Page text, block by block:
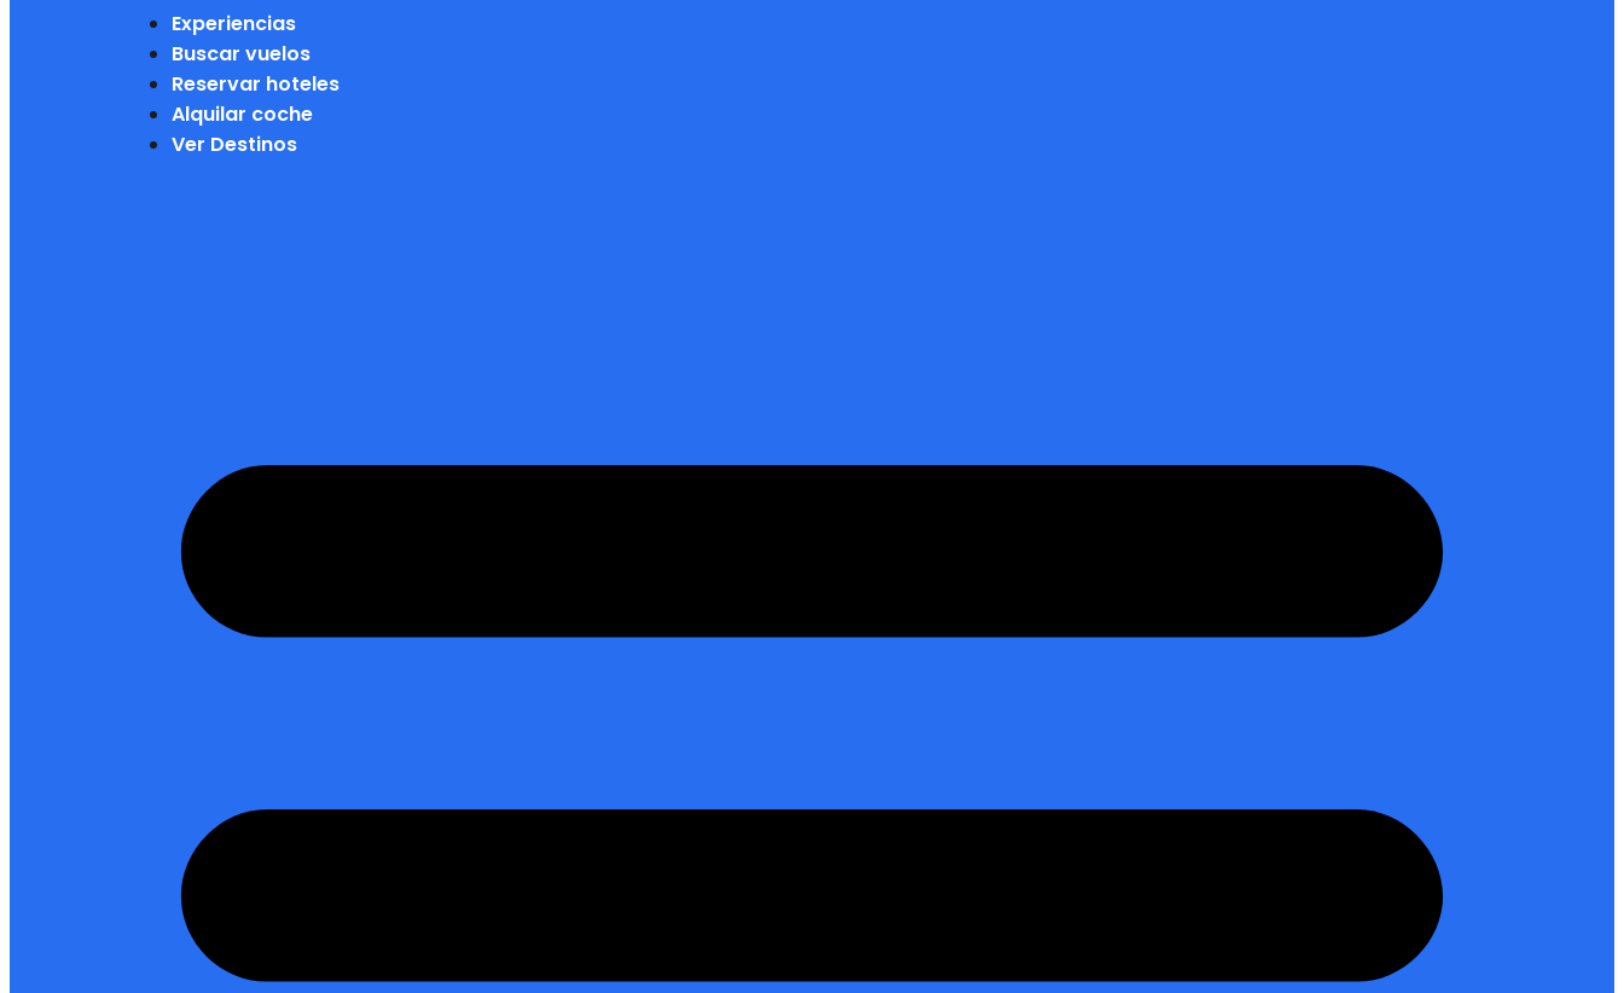
Experiencias
Buscar vuelos
Reservar hoteles
Alquilar coche
Ver Destinos